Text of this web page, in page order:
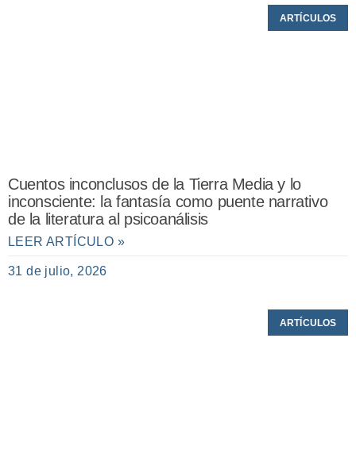
ARTÍCULOS
Cuentos inconclusos de la Tierra Media y lo
inconsciente: la fantasía como puente narrativo
de la literatura al psicoanálisis
LEER ARTÍCULO »
31 de julio, 2026
ARTÍCULOS